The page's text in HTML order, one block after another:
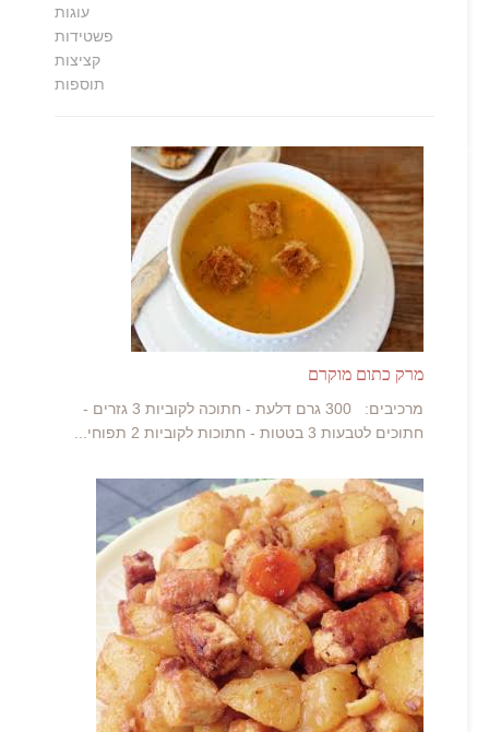
עוגות
פשטידות
קציצות
תוספות
מרק כתום מוקרם
מרכיבים: 300 גרם דלעת - חתוכה לקוביות 3 גזרים -
חתוכים לטבעות 3 בטטות - חתוכות לקוביות 2 תפוחי...